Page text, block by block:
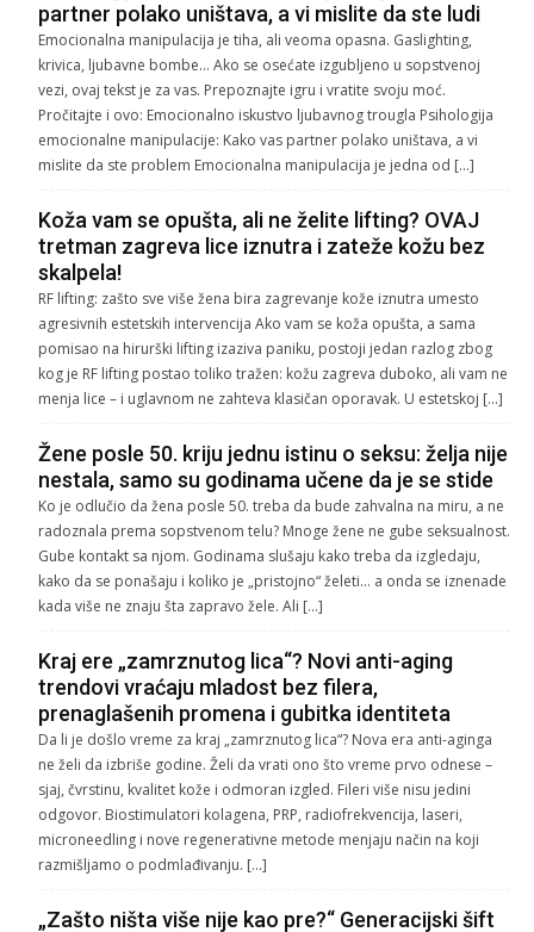
partner polako uništava, a vi mislite da ste ludi
Emocionalna manipulacija je tiha, ali veoma opasna. Gaslighting,
krivica, ljubavne bombe… Ako se osećate izgubljeno u sopstvenoj
vezi, ovaj tekst je za vas. Prepoznajte igru i vratite svoju moć.
Pročitajte i ovo: Emocionalno iskustvo ljubavnog trougla Psihologija
emocionalne manipulacije: Kako vas partner polako uništava, a vi
mislite da ste problem Emocionalna manipulacija je jedna od […]
Koža vam se opušta, ali ne želite lifting? OVAJ
tretman zagreva lice iznutra i zateže kožu bez
skalpela!
RF lifting: zašto sve više žena bira zagrevanje kože iznutra umesto
agresivnih estetskih intervencija Ako vam se koža opušta, a sama
pomisao na hirurški lifting izaziva paniku, postoji jedan razlog zbog
kog je RF lifting postao toliko tražen: kožu zagreva duboko, ali vam ne
menja lice – i uglavnom ne zahteva klasičan oporavak. U estetskoj […]
Žene posle 50. kriju jednu istinu o seksu: želja nije
nestala, samo su godinama učene da je se stide
Ko je odlučio da žena posle 50. treba da bude zahvalna na miru, a ne
radoznala prema sopstvenom telu? Mnoge žene ne gube seksualnost.
Gube kontakt sa njom. Godinama slušaju kako treba da izgledaju,
kako da se ponašaju i koliko je „pristojno“ želeti… a onda se iznenade
kada više ne znaju šta zapravo žele. Ali […]
Kraj ere „zamrznutog lica“? Novi anti-aging
trendovi vraćaju mladost bez filera,
prenaglašenih promena i gubitka identiteta
Da li je došlo vreme za kraj „zamrznutog lica“? Nova era anti-aginga
ne želi da izbriše godine. Želi da vrati ono što vreme prvo odnese –
sjaj, čvrstinu, kvalitet kože i odmoran izgled. Fileri više nisu jedini
odgovor. Biostimulatori kolagena, PRP, radiofrekvencija, laseri,
microneedling i nove regenerativne metode menjaju način na koji
razmišljamo o podmlađivanju. […]
„Zašto ništa više nije kao pre?“ Generacijski šift